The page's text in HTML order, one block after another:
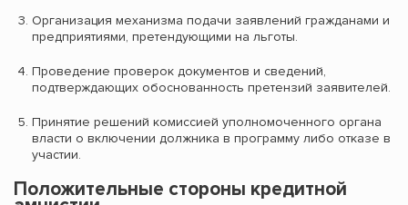
Организация механизма подачи заявлений гражданами и
предприятиями, претендующими на льготы.
Проведение проверок документов и сведений,
подтверждающих обоснованность претензий заявителей.
Принятие решений комиссией уполномоченного органа
власти о включении должника в программу либо отказе в
участии.
Положительные стороны кредитной